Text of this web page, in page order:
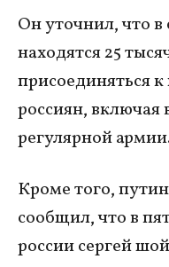
Он уточнил, что
находятся 25
присоединяться
россиян,
регулярной
Кроме того,
сообщил, что в
россии сергей